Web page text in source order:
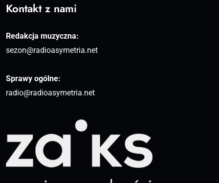
Kontakt z nami
Redakcja muzyczna:
sezon@radioasymetria.net
Sprawy ogólne:
radio@radioasymetria.net